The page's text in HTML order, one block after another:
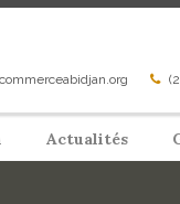
Actualités